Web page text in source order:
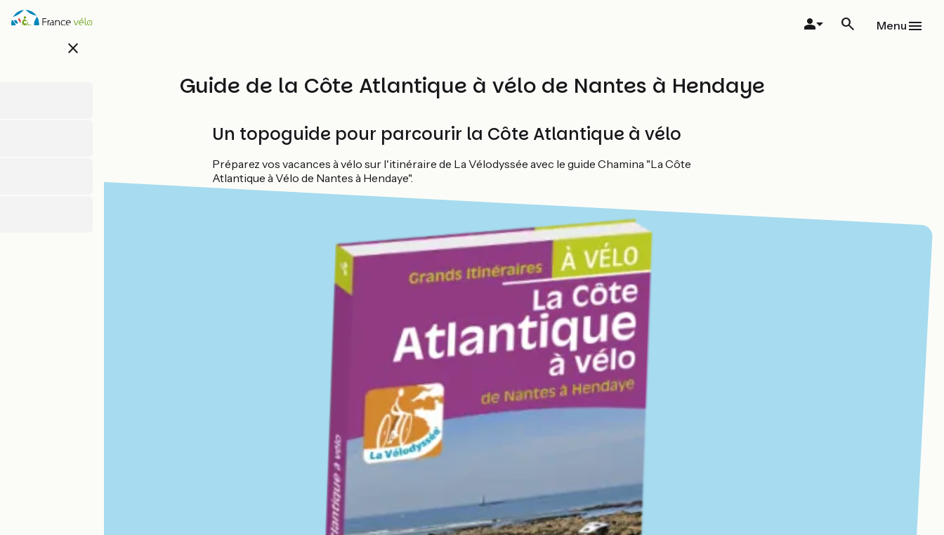
Skip
close
Menu
Guide de la Côte Atlantique à vélo de Nantes à Hendaye
Un topoguide pour parcourir la Côte Atlantique à vélo
Préparez vos vacances à vélo sur l'itinéraire de La Vélodyssée avec le guide Chamina "La Côte
Atlantique à Vélo de Nantes à Hendaye".